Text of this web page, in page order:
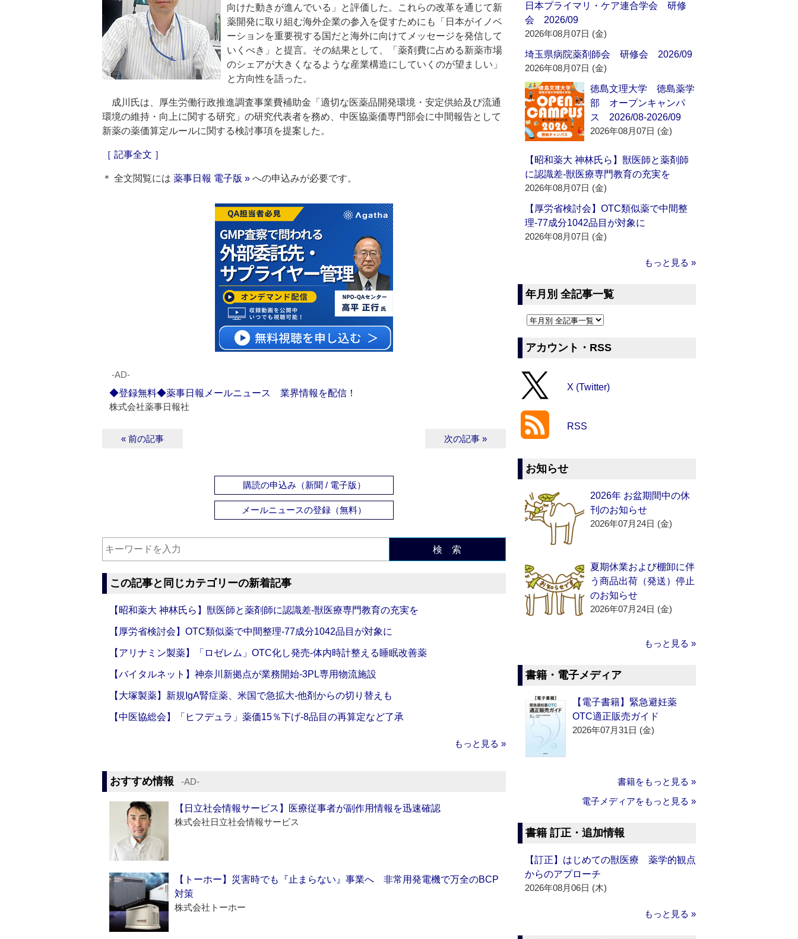
向けた動きが進んでいる」と評価した。これらの改革を通じて新
薬開発に取り組む海外企業の参入を促すためにも「日本がイノベ
ーションを重要視する国だと海外に向けてメッセージを発信して
いくべき」と提言。その結果として、「薬剤費に占める新薬市場
のシェアが大きくなるような産業構造にしていくのが望ましい」
と方向性を語った。
成川氏は、厚生労働行政推進調査事業費補助金「適切な医薬品開発環境・安定供給及び流通
環境の維持・向上に関する研究」の研究代表者を務め、中医協薬価専門部会に中間報告として
新薬の薬価算定ルールに関する検討事項を提案した。
［ 記事全文 ］
＊ 全文閲覧には 薬事日報 電子版 » への申込みが必要です。
‐AD‐
◆登録無料◆薬事日報メールニュース 業界情報を配信！
株式会社薬事日報社
« 前の記事 次の記事 »
購読の申込み（新聞 / 電子版）
メールニュースの登録（無料）
検 索
この記事と同じカテゴリーの新着記事
【昭和薬大 神林氏ら】獣医師と薬剤師に認識差‐獣医療専門教育の充実を
【厚労省検討会】OTC類似薬で中間整理‐77成分1042品目が対象に
【アリナミン製薬】「ロゼレム」OTC化し発売‐体内時計整える睡眠改善薬
【バイタルネット】神奈川新拠点が業務開始‐3PL専用物流施設
【大塚製薬】新規IgA腎症薬、米国で急拡大‐他剤からの切り替えも
【中医協総会】「ヒフデュラ」薬価15％下げ‐8品目の再算定など了承
もっと見る »
おすすめ情報 ‐AD‐
【日立社会情報サービス】医療従事者が副作用情報を迅速確認
株式会社日立社会情報サービス
【トーホー】災害時でも『止まらない』事業へ 非常用発電機で万全のBCP
対策
株式会社トーホー
日本プライマリ・ケア連合学会 研修
会 2026/09
2026年08月07日 (金)
埼玉県病院薬剤師会 研修会 2026/09
2026年08月07日 (金)
徳島文理大学 徳島薬学
部 オープンキャンパ
ス 2026/08-2026/09
2026年08月07日 (金)
【昭和薬大 神林氏ら】獣医師と薬剤師
に認識差‐獣医療専門教育の充実を
2026年08月07日 (金)
【厚労省検討会】OTC類似薬で中間整
理‐77成分1042品目が対象に
2026年08月07日 (金)
もっと見る »
年月別 全記事一覧
アカウント・RSS
X (Twitter)
RSS
お知らせ
2026年 お盆期間中の休
刊のお知らせ
2026年07月24日 (金)
夏期休業および棚卸に伴
う商品出荷（発送）停止
のお知らせ
2026年07月24日 (金)
もっと見る »
書籍・電子メディア
【電子書籍】緊急避妊薬
OTC適正販売ガイド
2026年07月31日 (金)
書籍をもっと見る »
電子メディアをもっと見る »
書籍 訂正・追加情報
【訂正】はじめての獣医療 薬学的観点
からのアプローチ
2026年08月06日 (木)
もっと見る »